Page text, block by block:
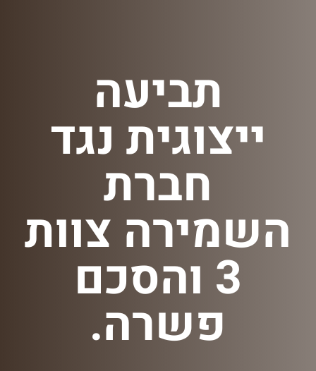
תביעה
ייצוגית נגד
חברת
השמירה צוות
3 והסכם
פשרה.